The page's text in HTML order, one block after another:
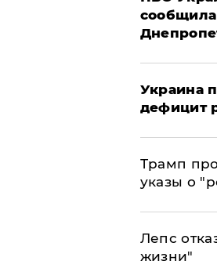
Украина
дефицит
Трамп
указы о
Лепс
жизни"